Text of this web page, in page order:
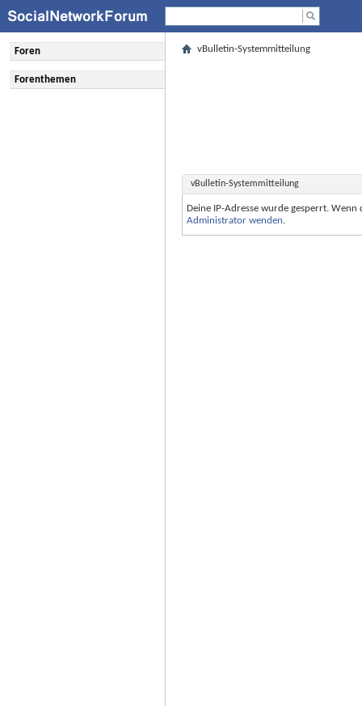
Foren
Forenthemen
vBulletin-Systemmitteilung
vBulletin-Systemmitteilung
Deine IP-Adresse wurde gesperrt.
Administrator wenden.